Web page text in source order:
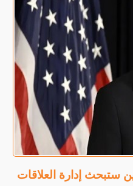
ستبحث إدارة العلاقات